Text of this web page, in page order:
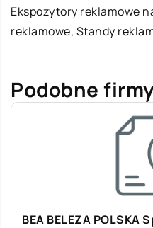
Ekspozytory reklamowe
reklamowe, Standy
Podobne
BEA BELEZA POLSKA